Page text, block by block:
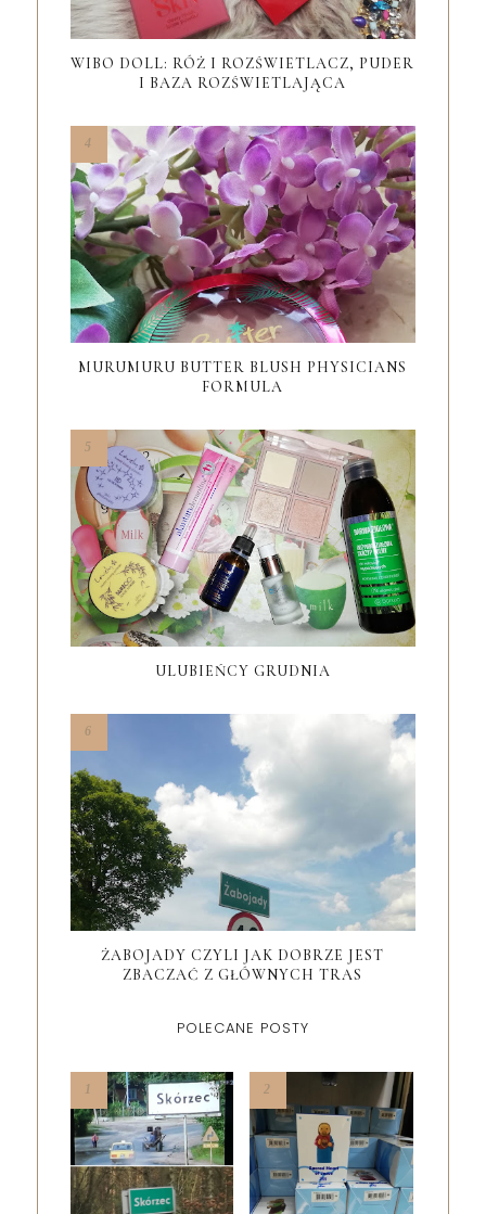
WIBO DOLL: RÓŻ I ROZŚWIETLACZ, PUDER
I BAZA ROZŚWIETLAJĄCA
MURUMURU BUTTER BLUSH PHYSICIANS
FORMULA
ULUBIEŃCY GRUDNIA
ŻABOJADY CZYLI JAK DOBRZE JEST
ZBACZAĆ Z GŁÓWNYCH TRAS
POLECANE POSTY